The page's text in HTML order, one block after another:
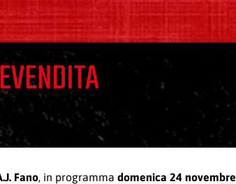
Fano, in programma domenica 24 novembre